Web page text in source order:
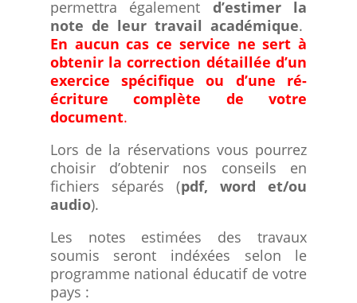
permettra également d’estimer la
note de leur travail académique.
En aucun cas ce service ne sert à
obtenir la correction détaillée d’un
exercice spécifique ou d’une ré-
écriture complète de votre
document.
Lors de la réservations vous pourrez
choisir d’obtenir nos conseils en
fichiers séparés (pdf, word et/ou
audio).
Les notes estimées des travaux
soumis seront indéxées selon le
programme national éducatif de votre
pays :